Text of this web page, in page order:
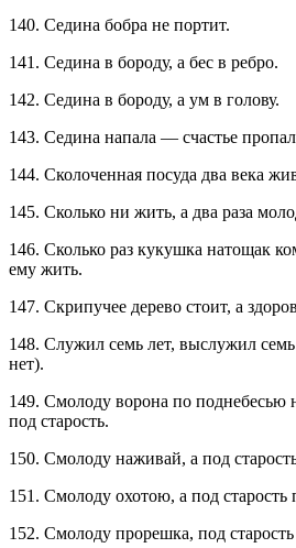
140. Седина бобра не портит.
141. Седина в бороду, а бес в ребро.
142. Седина в бороду, а ум в голову.
143. Седина напала — счастье
144. Сколоченная посуда два века
145. Сколько ни жить, а два раза
146. Сколько раз кукушка натощак
ему жить.
147. Скрипучее дерево стоит, а
148. Служил семь лет, выслужил
нет).
149. Смолоду ворона по поднебесью
под старость.
150. Смолоду наживай, а под
151. Смолоду охотою, а под старость
152. Смолоду прорешка, под